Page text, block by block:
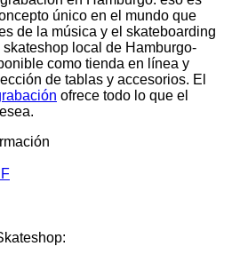
único en el mundo que
de la música y el skateboarding
local de Hamburgo-
como tienda en línea y
de tablas y accesorios. El
ofrece todo lo que el